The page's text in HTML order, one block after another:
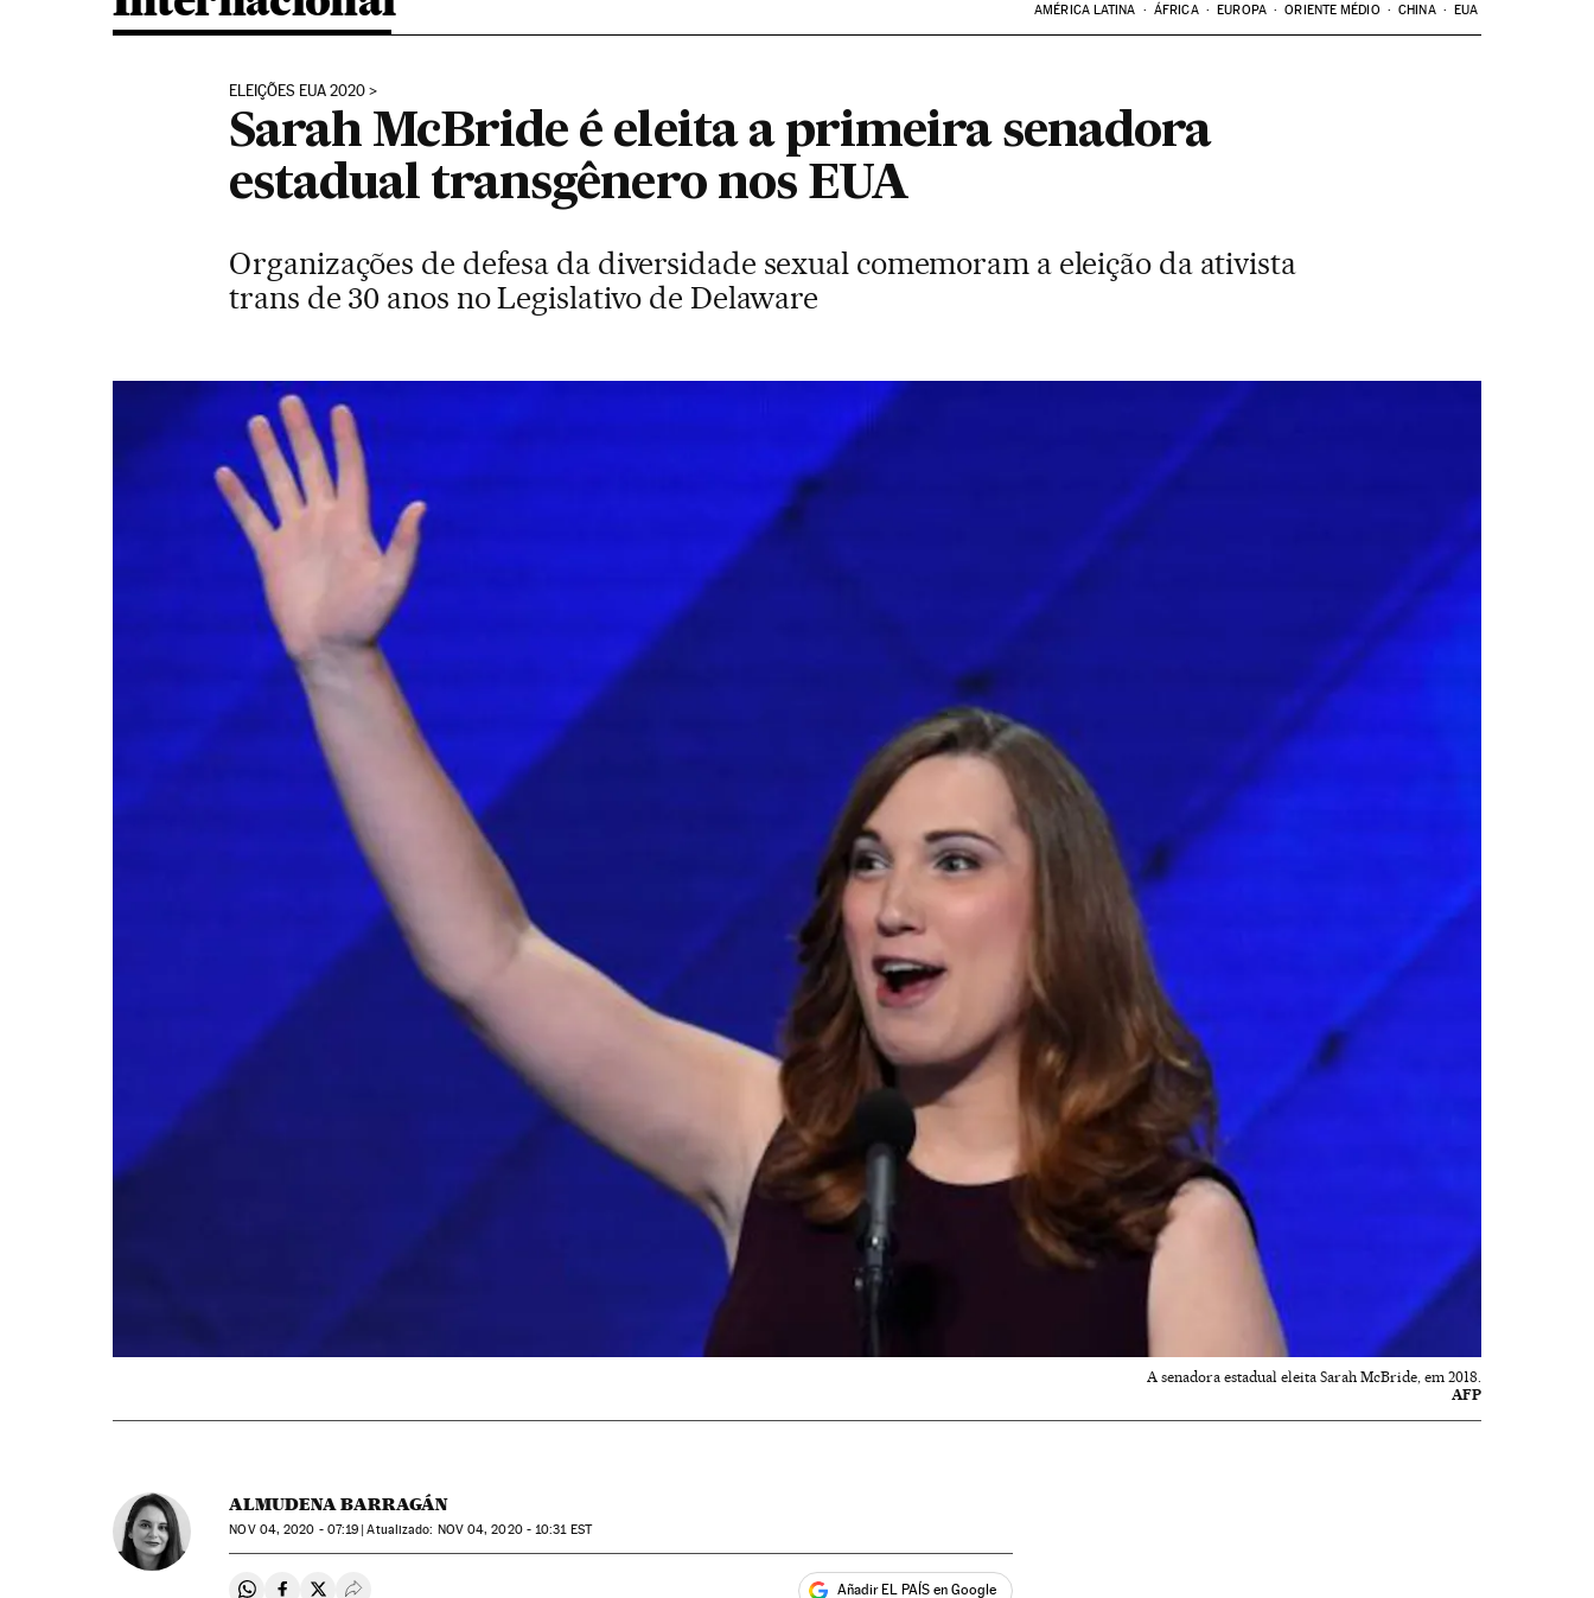
AMÉRICA LATINA ÁFRICA EUROPA ORIENTE MÉDIO CHINA EUA
ELEIÇÕES EUA 2020
Sarah McBride é eleita a primeira senadora
estadual transgênero nos EUA
Organizações de defesa da diversidade sexual comemoram a eleição da ativista
trans de 30 anos no Legislativo de Delaware
A senadora estadual eleita Sarah McBride, em 2018.
AFP
ALMUDENA BARRAGÁN
NOV04, 2020 - 07:19 atualizado: NOV04, 2020 - 10:31EST
Añadir EL PAÍS en Google